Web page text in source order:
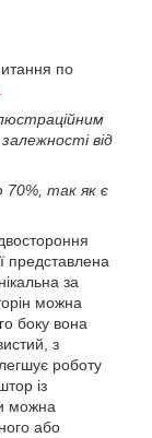
по
від
70%, так як є
представлена
за
можна
боку вона
з
роботу
із
можна
або